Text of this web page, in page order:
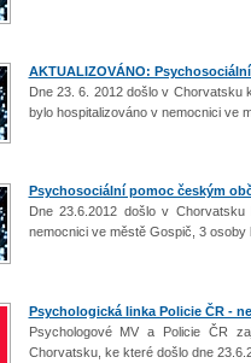
AKTUALIZOVÁNO:
Dne 23. 6. 2012 došlo v Chorvatsku
bylo hospitalizováno v nemocnici ve
Psychosociální pomoc českým
Dne 23.6.2012 došlo v
nemocnici ve městě Gospič, 3
Psychologická linka Policie ČR -
Psychologové MV a Policie ČR
Chorvatsku, ke které došlo dne